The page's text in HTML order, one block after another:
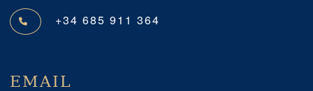
+34 685 911 364
EMAIL